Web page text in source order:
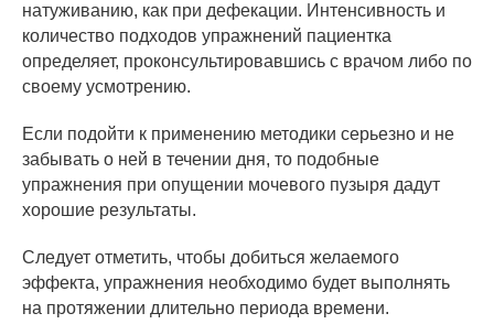
натуживанию, как при дефекации. Интенсивность и
количество подходов упражнений пациентка
определяет, проконсультировавшись с врачом либо по
своему усмотрению.
Если подойти к применению методики серьезно и не
забывать о ней в течении дня, то подобные
упражнения при опущении мочевого пузыря дадут
хорошие результаты.
Следует отметить, чтобы добиться желаемого
эффекта, упражнения необходимо будет выполнять
на протяжении длительно периода времени.